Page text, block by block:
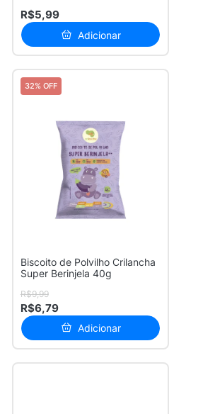
R$5,99
Adicionar
32% OFF
Biscoito de Polvilho Crilancha
Super Berinjela 40g
R$9,99
R$6,79
Adicionar